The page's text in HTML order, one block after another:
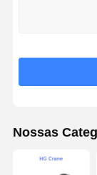
Nossas